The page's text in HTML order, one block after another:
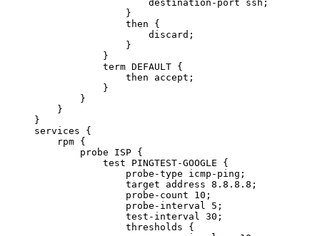
                    destination-port ssh;
                }
                then {
                    discard;
                }
            }
            term DEFAULT {
                then accept;
            }
        }
    }
}
services {
    rpm {
        probe ISP {
            test PINGTEST-GOOGLE {
                probe-type icmp-ping;
                target address 8.8.8.8;
                probe-count 10;
                probe-interval 5;
                test-interval 30;
                thresholds {